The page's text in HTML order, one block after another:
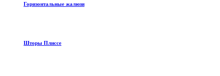
Горизонтальные жалюзи
Шторы Плиссе